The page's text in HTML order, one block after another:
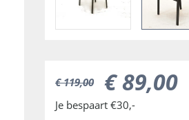
€ 119,00 € 89,00
Je bespaart €30,-